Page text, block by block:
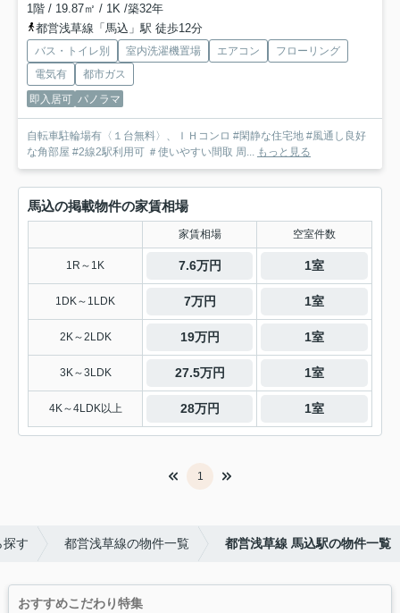
1階 / 19.87㎡ / 1K /築32年
都営浅草線「馬込」駅 徒歩12分
バス・トイレ別 室内洗濯機置場 エアコン
フローリング
電気有
都市ガス
即入居可 パノラマ
自転車駐輪場有〈１台無料〉、ＩＨコンロ #閑静な住宅地 #風通し良好
な角部屋 #2線2駅利用可 ＃使いやすい間取 周... もっと見る
馬込の掲載物件の家賃相場
家賃相場 空室件数
1R～1K 7.6万円 1室
1DK～1LDK 7万円 1室
2K～2LDK 19万円 1室
3K～3LDK 27.5万円 1室
4K～4LDK以上 28万円 1室
1
探す 都営浅草線の物件一覧 都営浅草線 馬込駅の物件一覧
おすすめこだわり特集